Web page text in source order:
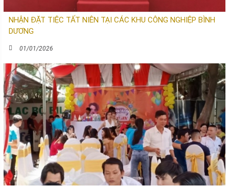
NHẬN ĐẶT TIỆC TẤT NIÊN TẠI CÁC KHU CÔNG NGHIỆP BÌNH
DƯƠNG
01/01/2026